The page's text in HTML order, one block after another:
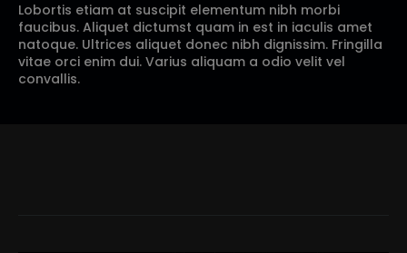
Lobortis etiam at suscipit elementum nibh morbi
faucibus. Aliquet dictumst quam in est in iaculis amet
natoque. Ultrices aliquet donec nibh dignissim. Fringilla
vitae orci enim dui. Varius aliquam a odio velit vel
convallis.